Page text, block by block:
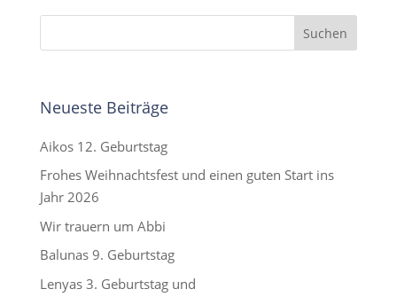
Neueste Beiträge
Aikos 12. Geburtstag
Frohes Weihnachtsfest und einen guten Start ins
Jahr 2026
Wir trauern um Abbi
Balunas 9. Geburtstag
Lenyas 3. Geburtstag und